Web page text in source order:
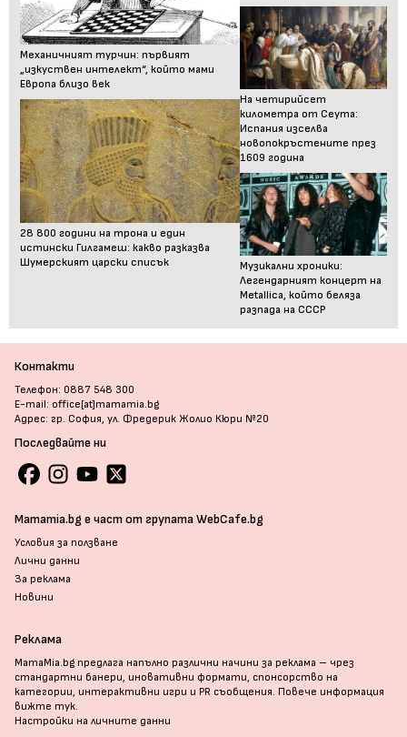
Механичният турчин: първият
„изкуствен интелект“, който мами
Европа близо век
28 800 години на трона и един
истински Гилгамеш: какво разказва
Шумерският царски списък
На четирийсет
километра от Сеута:
Испания изселва
новопокръстените през
1609 година
Музикални хроники:
Легендарният концерт на
Metallica, който беляза
разпада на СССР
Контакти
Телефон: 0887 548 300
E-mail: office[at]mamamia.bg
Адрес: гр. София, ул. Фредерик Жолио Кюри №20
Последвайте ни
Mamamia.bg е част от групата WebCafe.bg
Условия за ползване
Лични данни
За реклама
Новини
Реклама
MamaMia.bg предлага напълно различни начини за реклама – чрез
стандартни банери, иновативни формати, спонсорство на
категории, интерактивни игри и PR съобщения. Повече информация
вижте тук.
Настройки на личните данни